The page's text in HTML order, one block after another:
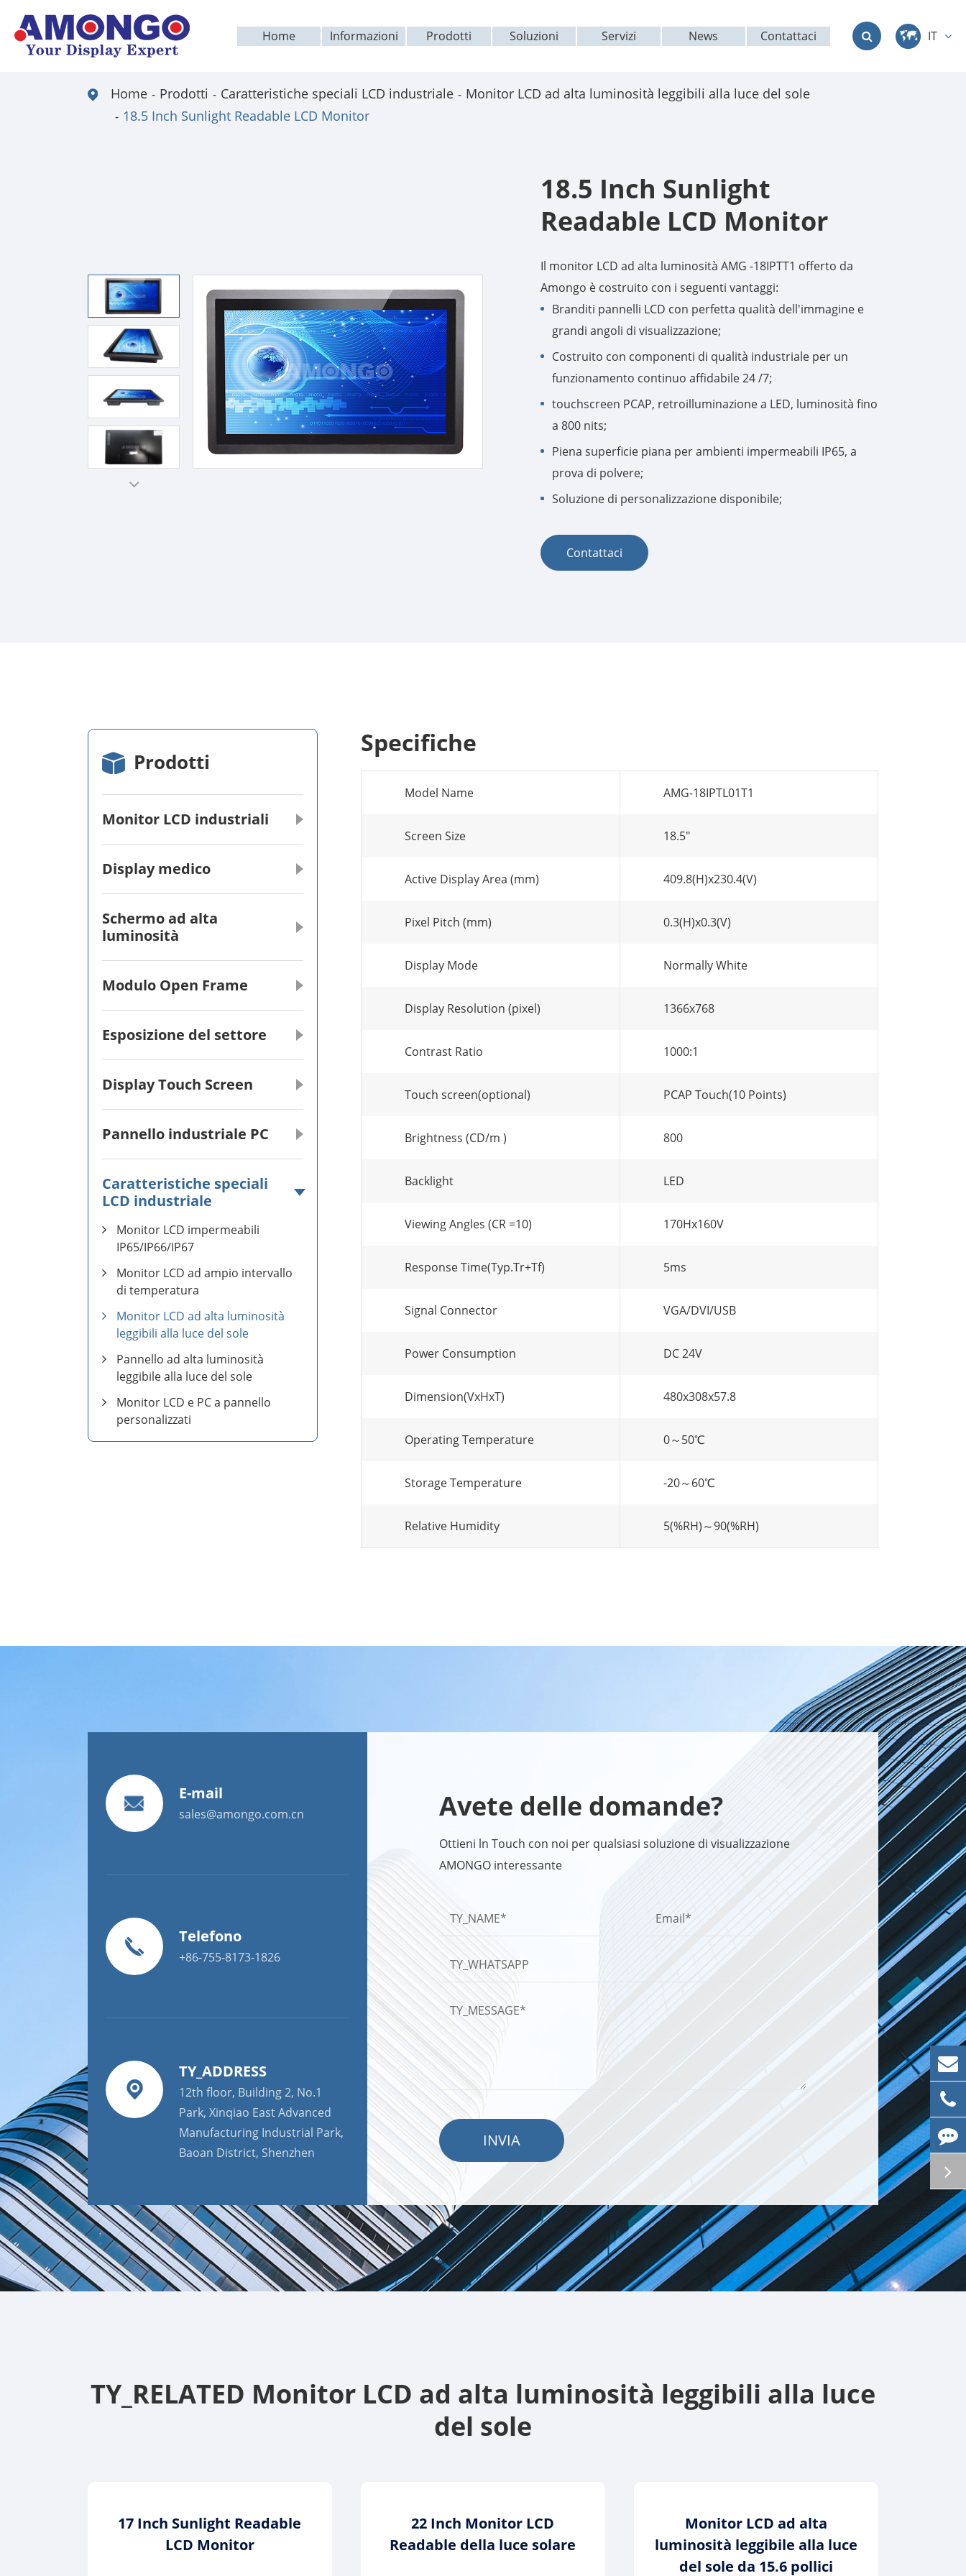
Home Informazioni Prodotti Soluzioni Servizi News Contattaci
IT
日本語
한국어
dansk
Home Prodotti Caratteristiche speciali LCD industriale
Monitor LCD ad alta luminosità leggibili alla luce del sole
18.5 Inch Sunlight Readable LCD Monitor
18.5 Inch Sunlight
Readable LCD Monitor
Il monitor LCD ad alta luminosità AMG -18IPTT1 offerto da
Amongo è costruito con i seguenti vantaggi:
Branditi pannelli LCD con perfetta qualità dell'immagine e
grandi angoli di visualizzazione;
Costruito con componenti di qualità industriale per un
funzionamento continuo affidabile 24 /7;
touchscreen PCAP, retroilluminazione a LED, luminosità fino
a 800 nits;
Piena superficie piana per ambienti impermeabili IP65, a
prova di polvere;
Soluzione di personalizzazione disponibile;
Contattaci
Prodotti
Monitor LCD industriali
Display medico
Schermo ad alta
luminosità
Modulo Open Frame
Esposizione del settore
Display Touch Screen
Pannello industriale PC
Caratteristiche speciali
LCD industriale
Monitor LCD impermeabili
IP65/IP66/IP67
Monitor LCD ad ampio intervallo
di temperatura
Monitor LCD ad alta luminosità
leggibili alla luce del sole
Pannello ad alta luminosità
leggibile alla luce del sole
Monitor LCD e PC a pannello
personalizzati
Specifiche
Model Name AMG-18IPTL01T1
Screen Size 18.5"
Active Display Area (mm) 409.8(H)x230.4(V)
Pixel Pitch (mm) 0.3(H)x0.3(V)
Display Mode Normally White
Display Resolution (pixel) 1366x768
Contrast Ratio 1000:1
Touch screen(optional) PCAP Touch(10 Points)
Brightness (CD/m ) 800
Backlight LED
Viewing Angles (CR =10) 170Hx160V
Response Time(Typ.Tr+Tf) 5ms
Signal Connector VGA/DVI/USB
Power Consumption DC 24V
Dimension(VxHxT) 480x308x57.8
Operating Temperature 0～50℃
Storage Temperature -20～60℃
Relative Humidity 5(%RH)～90(%RH)
E-mail
sales@amongo.com.cn
Telefono
+86-755-8173-1826
TY_ADDRESS
12th floor, Building 2, No.1
Park, Xinqiao East Advanced
Manufacturing Industrial Park,
Baoan District, Shenzhen
Avete delle domande?
Ottieni ln Touch con noi per qualsiasi soluzione di visualizzazione
AMONGO interessante
INVIA
TY_RELATED Monitor LCD ad alta luminosità leggibili alla luce
del sole
17 Inch Sunlight Readable
LCD Monitor
22 Inch Monitor LCD
Readable della luce solare
Monitor LCD ad alta
luminosità leggibile alla luce
del sole da 15.6 pollici